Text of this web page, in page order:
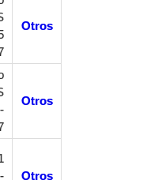
Otros
Otros
Otros